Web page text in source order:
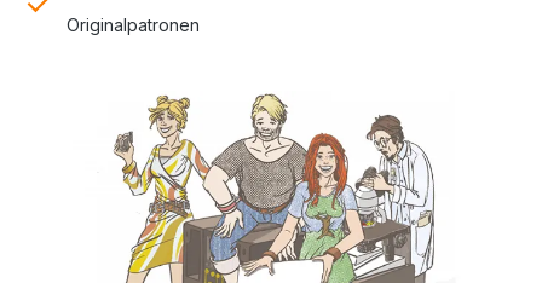
Originalpatronen